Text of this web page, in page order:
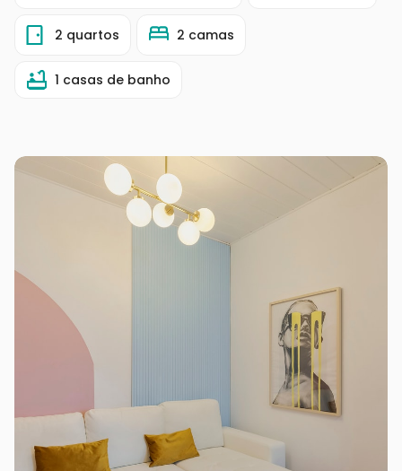
2 quartos 2 camas
1 casas de banho